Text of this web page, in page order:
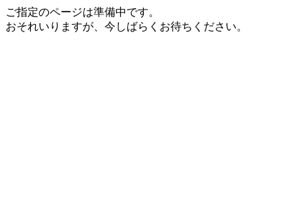
ご指定のページは準備中です。
おそれいりますが、今しばらくお待ちください。